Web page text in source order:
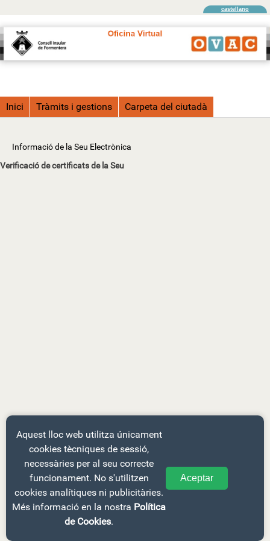
castellano
Inici Tràmits i gestions Carpeta del ciutadà
Informació de la Seu Electrònica
Verificació de certificats de la Seu
Aquest lloc web utilitza únicament
cookies tècniques de sessió,
necessàries per al seu correcte
funcionament. No s'utilitzen
cookies analítiques ni publicitàries.
Més informació en la nostra Política
de Cookies.
Aceptar